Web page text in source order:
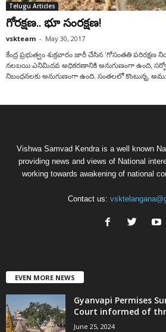
Telugu Articles
గోరక్షణ.. భూ సంరక్షణ!
vskteam - May 30, 2017
కేంద్ర ప్రభుత్వం శుక్రవారం జారీ చేసిన ‘గోసంతతి
నలబయి ఎనిమిదవ అధికరణానికి అనుగుణంగా ఉంది,
నిబంధనలకు అనుగుణంగా ఉంది. సంతలలో కొంటున్న,
Vishwa Samvad Kendra is a well known
providing news and views of National
working towards awakening of national
Contact us:
EVEN MORE NEWS
Gyanvapi Permises
Court informed of
June 25, 2024